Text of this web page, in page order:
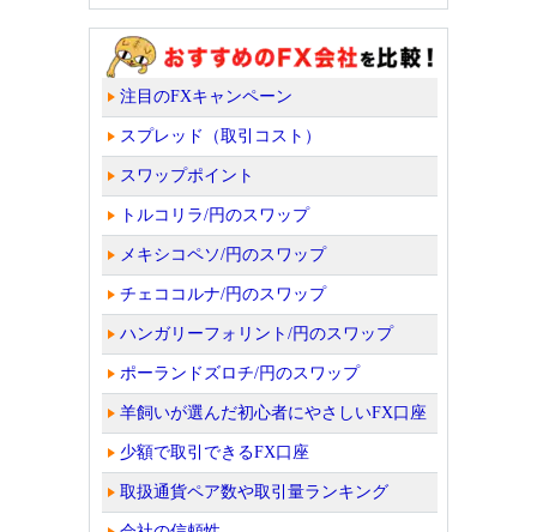
注目のFXキャンペーン
スプレッド（取引コスト）
スワップポイント
トルコリラ/円のスワップ
メキシコペソ/円のスワップ
チェココルナ/円のスワップ
ハンガリーフォリント/円のスワップ
ポーランドズロチ/円のスワップ
羊飼いが選んだ初心者にやさしいFX口座
少額で取引できるFX口座
取扱通貨ペア数や取引量ランキング